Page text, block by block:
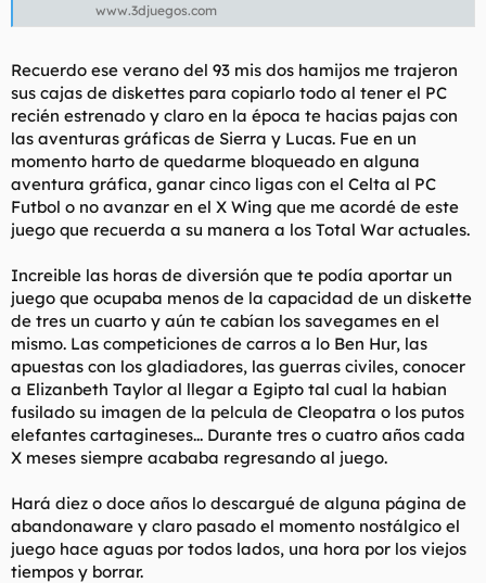
www.3djuegos.com
Recuerdo ese verano del 93 mis dos hamijos me trajeron
sus cajas de diskettes para copiarlo todo al tener el PC
recién estrenado y claro en la época te hacias pajas con
las aventuras gráficas de Sierra y Lucas. Fue en un
momento harto de quedarme bloqueado en alguna
aventura gráfica, ganar cinco ligas con el Celta al PC
Futbol o no avanzar en el X Wing que me acordé de este
juego que recuerda a su manera a los Total War actuales.
Increible las horas de diversión que te podía aportar un
juego que ocupaba menos de la capacidad de un diskette
de tres un cuarto y aún te cabían los savegames en el
mismo. Las competiciones de carros a lo Ben Hur, las
apuestas con los gladiadores, las guerras civiles, conocer
a Elizanbeth Taylor al llegar a Egipto tal cual la habian
fusilado su imagen de la pelcula de Cleopatra o los putos
elefantes cartagineses... Durante tres o cuatro años cada
X meses siempre acababa regresando al juego.
Hará diez o doce años lo descargué de alguna página de
abandonaware y claro pasado el momento nostálgico el
juego hace aguas por todos lados, una hora por los viejos
tiempos y borrar.